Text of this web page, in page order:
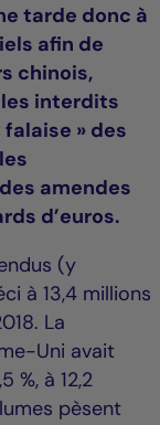
tarde donc à
afin de
chinois,
interdits
» des
amendes
d’euros.
(y
à 13,4 millions
La
Uni avait
%, à 12,2
pèsent